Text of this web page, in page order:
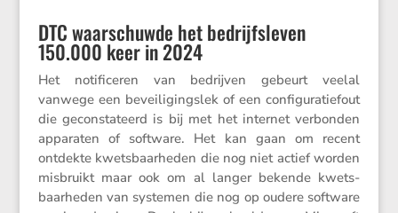
DTC waarschuwde het bedrijfsleven
150.000 keer in 2024
Het notifi­ceren van bedrijven gebeurt veelal
vanwege een bevei­li­gingslek of een confi­gu­ra­tie­fout
die gecon­sta­teerd is bij met het internet verbonden
apparaten of software. Het kan gaan om recent
ontdekte kwets­baar­heden die nog niet actief worden
misbruikt maar ook om al langer bekende kwets­
baar­heden van systemen die nog op oudere software